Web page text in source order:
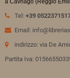
a Cavriago (Reggio
Tel: +39
Email:
indirizzo: via De
Partita Iva: